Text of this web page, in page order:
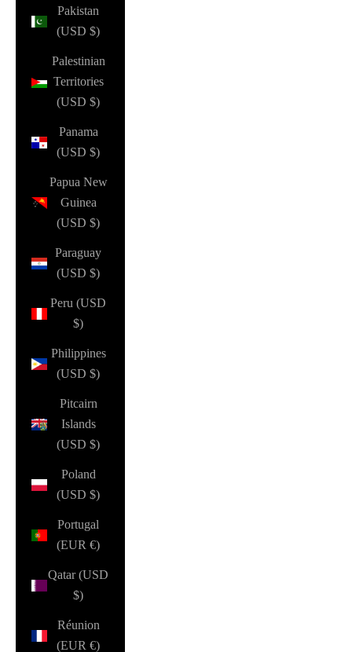
Pakistan
(USD $)
Palestinian
Territories
(USD $)
Panama
(USD $)
Papua New
Guinea
(USD $)
Paraguay
(USD $)
Peru (USD
$)
Philippines
(USD $)
Pitcairn
Islands
(USD $)
Poland
(USD $)
Portugal
(EUR €)
Qatar (USD
$)
Réunion
(EUR €)